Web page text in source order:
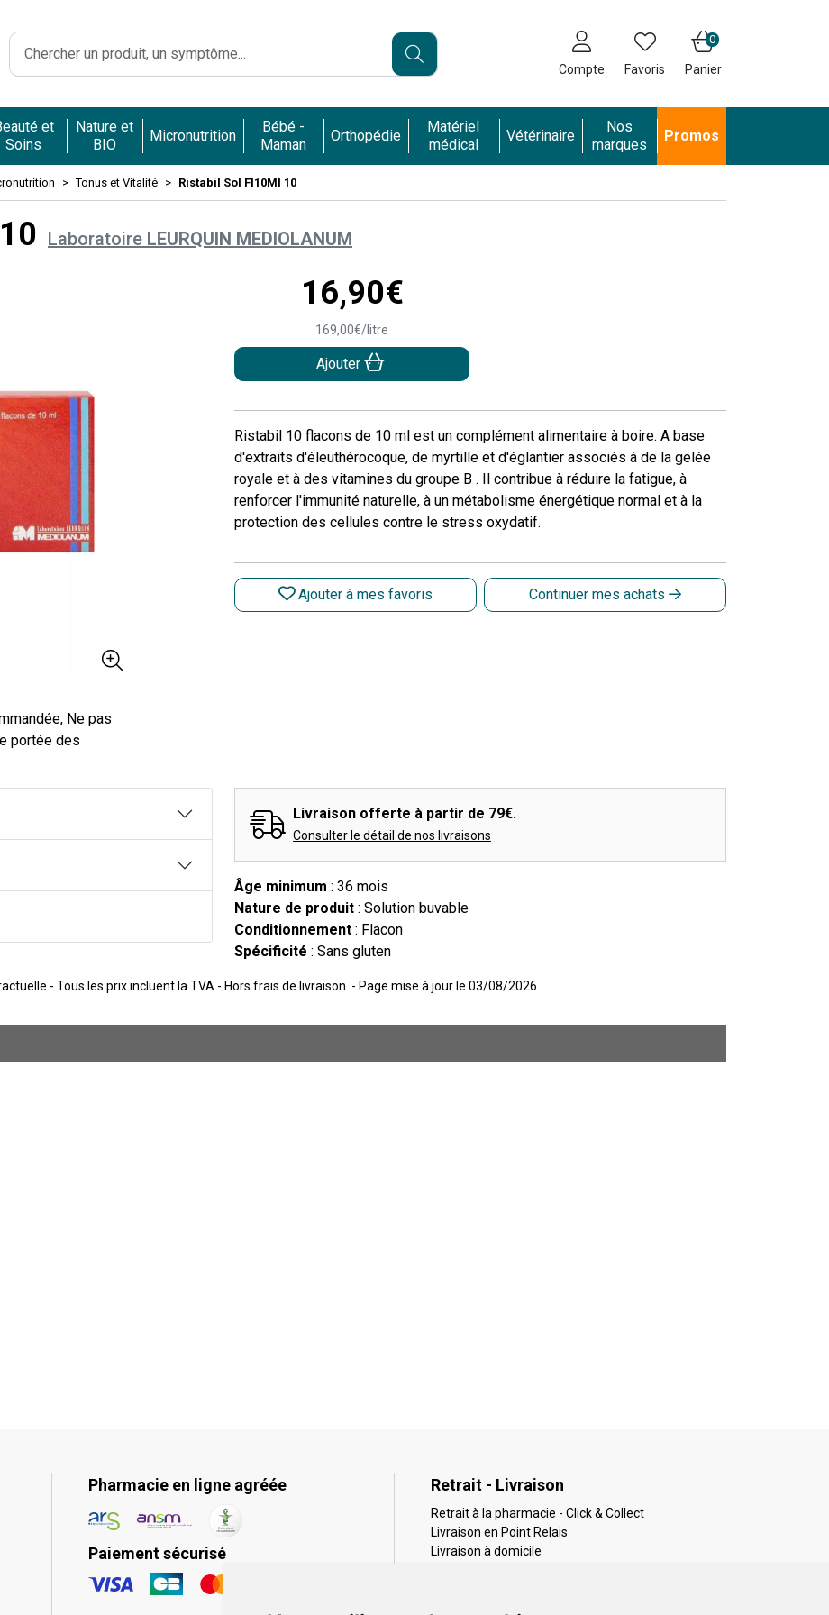
Compte Favoris Panier
0
et
Soins
Nature et
BIO
Micronutrition
Bébé -
Maman
Orthopédie
Matériel
médical
Vétérinaire
Nos
marques
Promos
Tonus et Vitalité Ristabil Sol Fl10Ml 10
Laboratoire LEURQUIN MEDIOLANUM
Ne pas
portée des
16,90€
169,00€/litre
Ajouter
Ristabil 10 flacons de 10 ml est un complément alimentaire à boire. A base
d'extraits d'éleuthérocoque, de myrtille et d'églantier associés à de la gelée
royale et à des vitamines du groupe B . Il contribue à réduire la fatigue, à
renforcer l'immunité naturelle, à un métabolisme énergétique normal et à la
protection des cellules contre le stress oxydatif.
Ajouter à mes favoris Continuer mes achats
Livraison offerte à partir de 79€.
Consulter le détail de nos livraisons
Âge minimum : 36 mois
Nature de produit : Solution buvable
Conditionnement : Flacon
Spécificité : Sans gluten
- Tous les prix incluent la TVA - Hors frais de livraison. - Page mise à jour le 03/08/2026
Pharmacie en ligne agréée
Paiement sécurisé
Retrait - Livraison
Retrait à la pharmacie - Click & Collect
Livraison en Point Relais
Livraison à domicile